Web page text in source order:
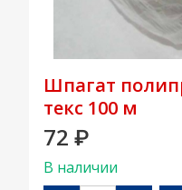
Шпагат
текс 100 м
72 ₽
В наличии